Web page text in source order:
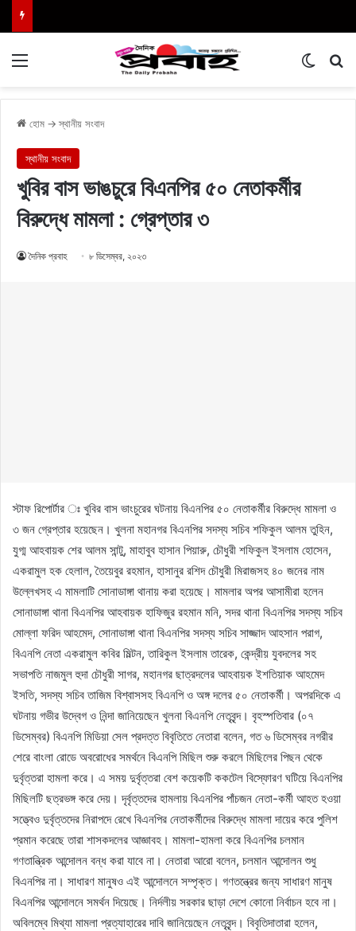
হোম → স্থানীয় সংবাদ
স্থানীয় সংবাদ
খুবির বাস ভাঙচুরে বিএনপির ৫০ নেতাকর্মীর
বিরুদ্ধে মামলা : গ্রেপ্তার ৩
দৈনিক প্রবাহ ৮ ডিসেম্বর, ২০২৩
স্টাফ রিপোর্টার ঃ খুবির বাস ভাংচুরের ঘটনায় বিএনপির ৫০ নেতাকর্মীর বিরুদ্ধে মামলা ও
৩ জন গ্রেপ্তার হয়েছেন। খুলনা মহানগর বিএনপির সদস্য সচিব শফিকুল আলম তুহিন,
যুগ্ম আহবায়ক শের আলম সান্টু, মাহাবুব হাসান পিয়ারু, চৌধুরী শফিকুল ইসলাম হোসেন,
একরামুল হক হেলাল, তৈয়েবুর রহমান, হাসানুর রশিদ চৌধুরী মিরাজসহ ৪০ জনের নাম
উল্লেখসহ এ মামলাটি সোনাডাঙ্গা থানায় করা হয়েছে। মামলার অপর আসামীরা হলেন
সোনাডাঙ্গা থানা বিএনপির আহবায়ক হাফিজুর রহমান মনি, সদর থানা বিএনপির সদস্য সচিব
মোল্লা ফরিদ আহমেদ, সোনাডাঙ্গা থানা বিএনপির সদস্য সচিব সাজ্জাদ আহসান পরাগ,
বিএনপি নেতা একরামুল কবির মিল্টন, তারিকুল ইসলাম তারেক, কেন্দ্রীয় যুবদলের সহ
সভাপতি নাজমুল হুদা চৌধুরী সাগর, মহানগর ছাত্রদলের আহবায়ক ইশতিয়াক আহমেদ
ইসতি, সদস্য সচিব তাজিম বিশ্বাসসহ বিএনপি ও অঙ্গ দলের ৫০ নেতাকর্মী। অপরদিকে এ
ঘটনায় গভীর উদ্বেগ ও নিন্দা জানিয়েছেন খুলনা বিএনপি নেতৃবৃন্দ। বৃহস্পতিবার (০৭
ডিসেম্বর) বিএনপি মিডিয়া সেল প্রদত্ত বিবৃতিতে নেতারা বলেন, গত ৬ ডিসেম্বর নগরীর
শেরে বাংলা রোডে অবরোধের সমর্থনে বিএনপি মিছিল শুরু করলে মিছিলের পিছন থেকে
দুর্বৃত্তরা হামলা করে। এ সময় দুর্বৃত্তরা বেশ কয়েকটি ককটেল বিস্ফোরণ ঘটিয়ে বিএনপির
মিছিলটি ছত্রভঙ্গ করে দেয়। দৃর্বৃত্তদের হামলায় বিএনপির পাঁচজন নেতা-কর্মী আহত হওয়া
সত্ত্বেও দুর্বৃত্তদের নিরাপদে রেখে বিএনপির নেতাকর্মীদের বিরুদ্ধে মামলা দায়ের করে পুলিশ
প্রমান করেছে তারা শাসকদলের আজ্ঞাবহ। মামলা-হামলা করে বিএনপির চলমান
গণতান্ত্রিক আন্দোলন বন্ধ করা যাবে না। নেতারা আরো বলেন, চলমান আন্দোলন শুধু
বিএনপির না। সাধারণ মানুষও এই আন্দোলনে সম্পৃক্ত। গণতন্ত্রের জন্য সাধারণ মানুষ
বিএনপির আন্দোলনে সমর্থন দিয়েছে। নির্দলীয় সরকার ছাড়া দেশে কোনো নির্বাচন হবে না।
অবিলম্বে মিথ্যা মামলা প্রত্যাহারের দাবি জানিয়েছেন নেতৃবৃন্দ। বিবৃতিদাতারা হলেন,